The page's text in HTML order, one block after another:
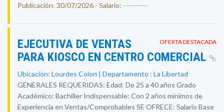
Publicación: 30/07/2026 - Salario: ----------
OFERTA DESTACADA
EJECUTIVA DE VENTAS
PARA KIOSCO EN CENTRO COMERCIAL
Ubicación: Lourdes Colon | Departamento : La Libertad
GENERALES REQUERIDAS: Edad: De 25 a 40 años Grado
Académico: Bachiller Indispensable: Con 2 años mínimos de
Experiencia en Ventas/Comprobables SE OFRECE: Salario Base